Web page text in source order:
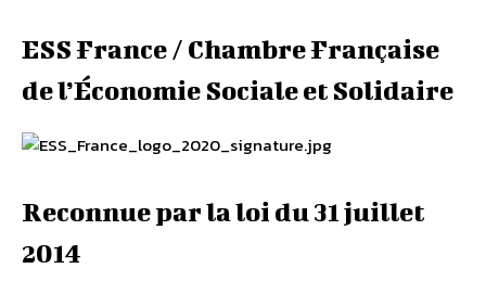
ESS France / Chambre Française
de l’Économie Sociale et Solidaire
Reconnue par la loi du 31 juillet
2014